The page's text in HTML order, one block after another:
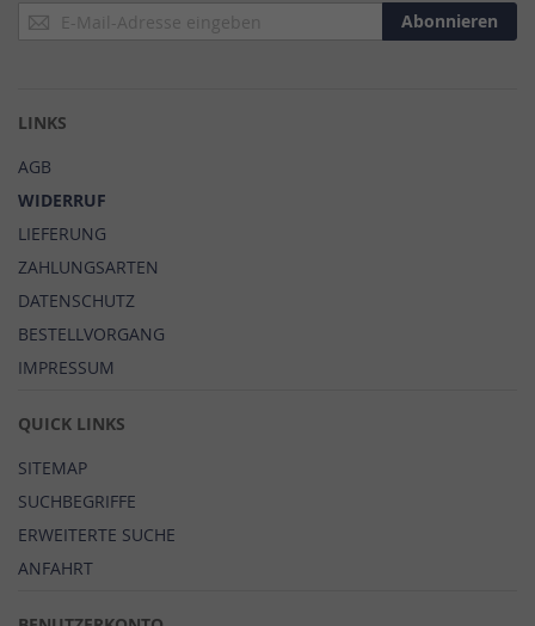
Anmeldung
zum
Abonnieren
LINKS
AGB
WIDERRUF
LIEFERUNG
ZAHLUNGSARTEN
DATENSCHUTZ
BESTELLVORGANG
IMPRESSUM
QUICK LINKS
SITEMAP
SUCHBEGRIFFE
ERWEITERTE SUCHE
ANFAHRT